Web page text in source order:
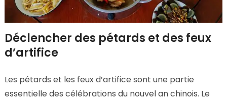
Déclencher des pétards et des feux
d’artifice
Les pétards et les feux d’artifice sont une partie
essentielle des célébrations du nouvel an chinois. Le